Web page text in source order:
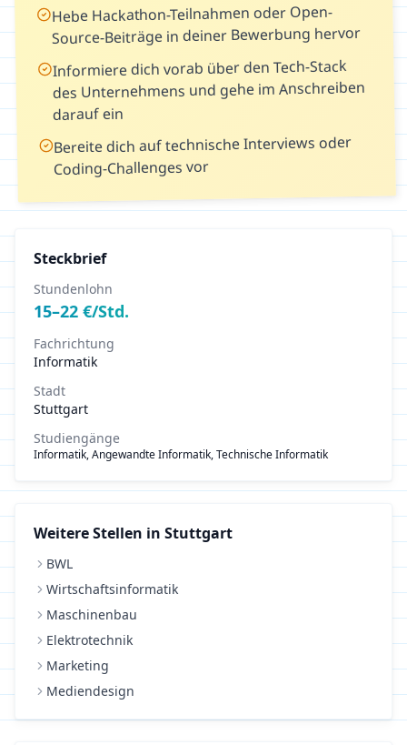
Hebe Hackathon-Teilnahmen oder Open-
Source-Beiträge in deiner Bewerbung hervor
Informiere dich vorab über den Tech-Stack
des Unternehmens und gehe im Anschreiben
darauf ein
Bereite dich auf technische Interviews oder
Coding-Challenges vor
Steckbrief
Stundenlohn
15–22 €/Std.
Fachrichtung
Informatik
Stadt
Stuttgart
Studiengänge
Informatik, Angewandte Informatik, Technische Informatik
Weitere Stellen in Stuttgart
BWL
Wirtschaftsinformatik
Maschinenbau
Elektrotechnik
Marketing
Mediendesign